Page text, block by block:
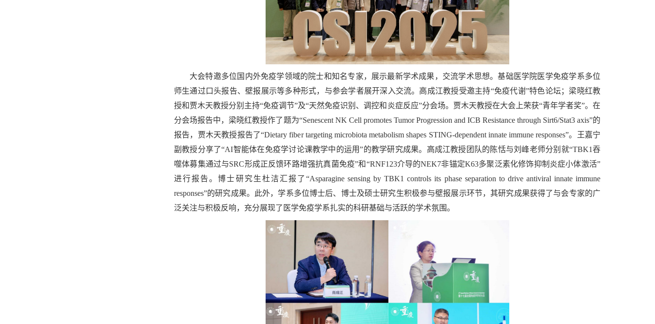
大会特邀多位国内外免疫学领域的院士和知名专家，展示最新学术成果，交流学术思想。基础医学院医学免疫学系多位
师生通过口头报告、壁报展示等多种形式，与参会学者展开深入交流。高成江教授受邀主持“免疫代谢”特色论坛；梁晓红教
授和贾木天教授分别主持“免疫调节”及“天然免疫识别、调控和炎症反应”分会场。贾木天教授在大会上荣获“青年学者奖”。在
分会场报告中，梁晓红教授作了题为“Senescent NK Cell promotes Tumor Progression and ICB Resistance through Sirt6/Stat3 axis”的
报告，贾木天教授报告了“Dietary fiber targeting microbiota metabolism shapes STING-dependent innate immune responses”。王嘉宁
副教授分享了“AI智能体在免疫学讨论课教学中的运用”的教学研究成果。高成江教授团队的陈恬与刘峰老师分别就“TBK1吞
噬体募集通过与SRC形成正反馈环路增强抗真菌免疫”和“RNF123介导的NEK7非锚定K63多聚泛素化修饰抑制炎症小体激活”
进行报告。博士研究生杜洁汇报了“Asparagine sensing by TBK1 controls its phase separation to drive antiviral innate immune
responses”的研究成果。此外，学系多位博士后、博士及硕士研究生积极参与壁报展示环节，其研究成果获得了与会专家的广
泛关注与积极反响，充分展现了医学免疫学系扎实的科研基础与活跃的学术氛围。